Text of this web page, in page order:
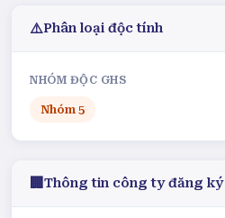
⚠️Phân loại độc tính
NHÓM ĐỘC GHS
Nhóm 5
🏢 Thông tin công ty đăng ký